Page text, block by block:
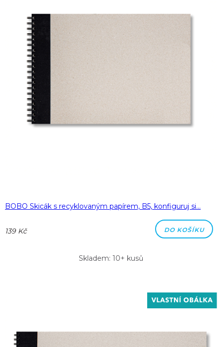
BOBO Skicák s recyklovaným papírem, B5, konfiguruj si…
139 Kč DO KOŠÍKU
Skladem: 10+ kusů